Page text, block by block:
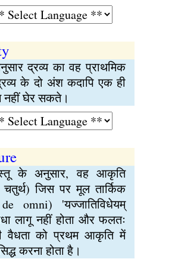
द्रव्य का वह प्राथमिक
के दो अंश कदापि एक ही
नहीं घेर सकते।
के अनुसार, वह आकृति
चतुर्थ) जिस पर मूल तार्किक
omni) 'यज्जातिविधेयम्
लागू नहीं होता और फलतः
वैधता को प्रथम आकृति में
करना होता है।